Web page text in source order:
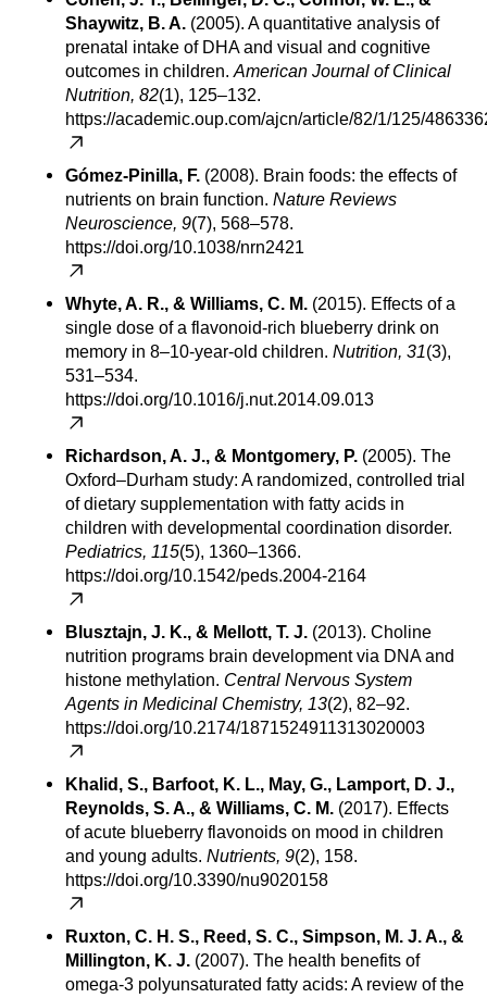
Shaywitz, B. A. (2005). A quantitative analysis of
prenatal intake of DHA and visual and cognitive
outcomes in children. American Journal of Clinical
Nutrition, 82(1), 125–132.
https://academic.oup.com/ajcn/article/82/1/125/
Gómez-Pinilla, F. (2008). Brain foods: the effects of
nutrients on brain function. Nature Reviews
Neuroscience, 9(7), 568–578.
https://doi.org/10.1038/nrn2421
Whyte, A. R., & Williams, C. M. (2015). Effects of a
single dose of a flavonoid-rich blueberry drink on
memory in 8–10-year-old children. Nutrition, 31(3),
531–534.
https://doi.org/10.1016/j.nut.2014.09.013
Richardson, A. J., & Montgomery, P. (2005). The
Oxford–Durham study: A randomized, controlled trial
of dietary supplementation with fatty acids in
children with developmental coordination disorder.
Pediatrics, 115(5), 1360–1366.
https://doi.org/10.1542/peds.2004-2164
Blusztajn, J. K., & Mellott, T. J. (2013). Choline
nutrition programs brain development via DNA and
histone methylation. Central Nervous System
Agents in Medicinal Chemistry, 13(2), 82–92.
https://doi.org/10.2174/1871524911313020003
Khalid, S., Barfoot, K. L., May, G., Lamport, D. J.,
Reynolds, S. A., & Williams, C. M. (2017). Effects
of acute blueberry flavonoids on mood in children
and young adults. Nutrients, 9(2), 158.
https://doi.org/10.3390/nu9020158
Ruxton, C. H. S., Reed, S. C., Simpson, M. J. A., &
Millington, K. J. (2007). The health benefits of
omega-3 polyunsaturated fatty acids: A review of the